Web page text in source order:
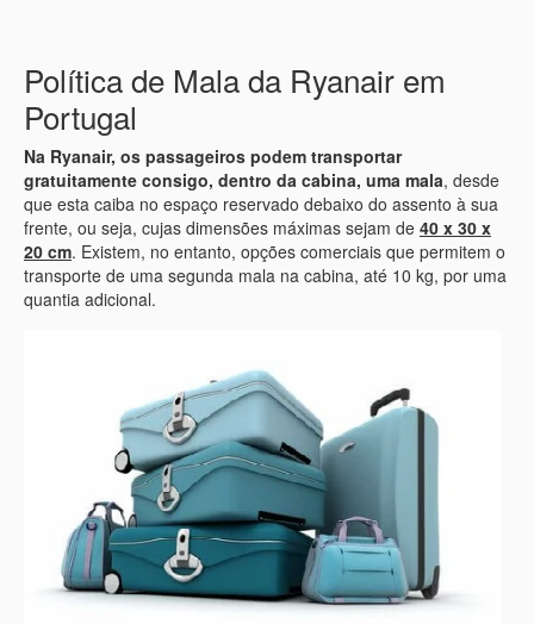
Política de Mala da Ryanair em
Portugal
Na Ryanair, os passageiros podem transportar
gratuitamente consigo, dentro da cabina, uma mala, desde
que esta caiba no espaço reservado debaixo do assento à sua
frente, ou seja, cujas dimensões máximas sejam de 40 x 30 x
20 cm. Existem, no entanto, opções comerciais que permitem o
transporte de uma segunda mala na cabina, até 10 kg, por uma
quantia adicional.